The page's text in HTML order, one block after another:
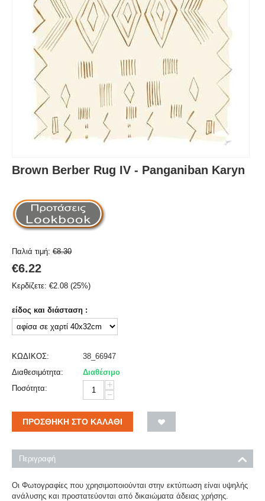
Brown Berber Rug IV - Panganiban Karyn
Παλιά τιμή: €8.30
€6.22
Κερδίζετε: €2.08 (25%)
είδος και διάσταση :
ΚΩΔΙΚΟΣ:
38_66947
Διαθεσιμότητα:
Διαθέσιμο
Ποσότητα:
+
−
ΠΡΟΣΘΉΚΗ ΣΤΟ ΚΑΛΆΘΙ
Περιγραφή
Οι Φωτογραφίες που χρησιμοποιούνται στην εκτύπωση είναι υψηλής
ανάλυσης και προστατεύονται από δικαιώματα άδειας χρήσης.